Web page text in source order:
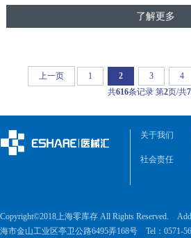
了解更多
上一页 1 2 3 4
共616条记录 第2页/共
关于我们
社会责任
Copyright©2018上海零库存 All Rights Reserved.
海市金山工业区亭卫公路6495弄168号 Tel：0571-